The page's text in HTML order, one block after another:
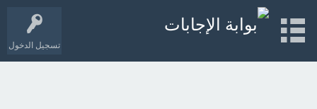
تسجيل الدخول